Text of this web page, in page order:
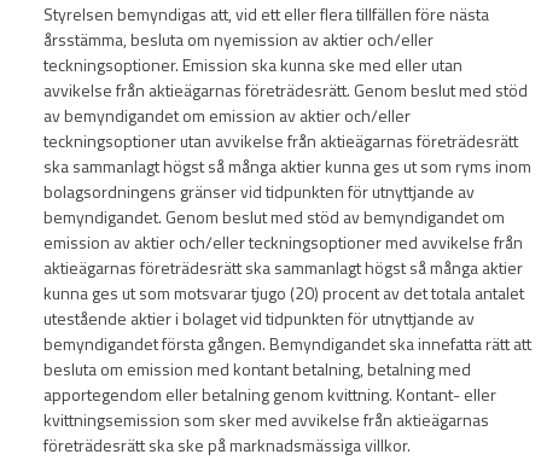
Styrelsen bemyndigas att, vid ett eller flera tillfällen före nästa
årsstämma, besluta om nyemission av aktier och/eller
teckningsoptioner. Emission ska kunna ske med eller utan
avvikelse från aktieägarnas företrädesrätt. Genom beslut med stöd
av bemyndigandet om emission av aktier och/eller
teckningsoptioner utan avvikelse från aktieägarnas företrädesrätt
ska sammanlagt högst så många aktier kunna ges ut som ryms inom
bolagsordningens gränser vid tidpunkten för utnyttjande av
bemyndigandet. Genom beslut med stöd av bemyndigandet om
emission av aktier och/eller teckningsoptioner med avvikelse från
aktieägarnas företrädesrätt ska sammanlagt högst så många aktier
kunna ges ut som motsvarar tjugo (20) procent av det totala antalet
utestående aktier i bolaget vid tidpunkten för utnyttjande av
bemyndigandet första gången. Bemyndigandet ska innefatta rätt att
besluta om emission med kontant betalning, betalning med
apportegendom eller betalning genom kvittning. Kontant- eller
kvittningsemission som sker med avvikelse från aktieägarnas
företrädesrätt ska ske på marknadsmässiga villkor.